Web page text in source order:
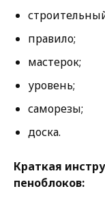
правило;
мастерок;
уровень;
саморезы;
доска.
Краткая
пеноблоков: